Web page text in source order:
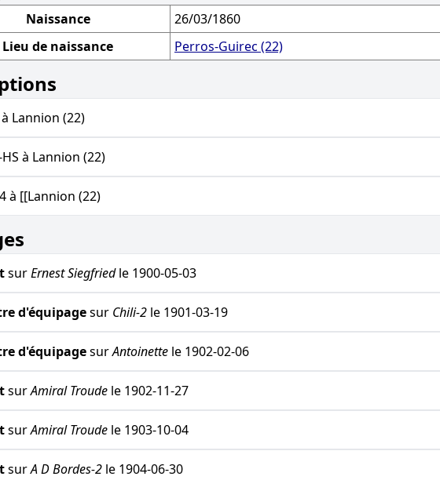
Naissance
26/03/1860
Lieu de naissance
Perros-Guirec (22)
Lannion (22)
HS à Lannion (22)
à [[Lannion (22)
surErnest Siegfriedle 1900-05-03
d'équipagesur Chili-2 le 1901-03-19
d'équipagesurAntoinette le 1902-02-06
surAmiral Troude le 1902-11-27
surAmiral Troude le 1903-10-04
surA D Bordes-2 le 1904-06-30